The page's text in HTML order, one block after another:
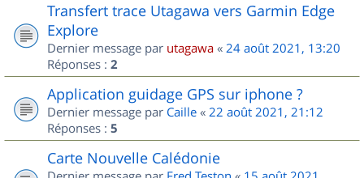
Transfert trace Utagawa vers Garmin Edge
Explore
Dernier message par utagawa « 24 août 2021, 13:20
Réponses : 2
Application guidage GPS sur iphone ?
Dernier message par Caille « 22 août 2021, 21:12
Réponses : 5
Carte Nouvelle Calédonie